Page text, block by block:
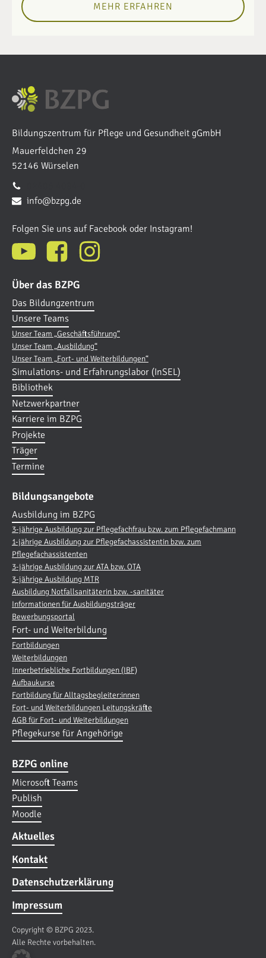
MEHR ERFAHREN
Bildungszentrum für Pflege und Gesundheit gGmbH
Mauerfeldchen 29
52146 Würselen
info@bzpg.de
Folgen Sie uns auf Facebook oder Instagram!
Über das BZPG
Das Bildungzentrum
Unsere Teams
Unser Team „Geschäftsführung“
Unser Team „Ausbildung“
Unser Team „Fort- und Weiterbildungen“
Simulations- und Erfahrungslabor (InSEL)
Bibliothek
Netzwerkpartner
Karriere im BZPG
Projekte
Träger
Termine
Bildungsangebote
Ausbildung im BZPG
3-jährige Ausbildung zur Pflegefachfrau bzw. zum Pflegefachmann
1-jährige Ausbildung zur Pflegefachassistentin bzw. zum
Pflegefachassistenten
3-jährige Ausbildung zur ATA bzw. OTA
3-jährige Ausbildung MTR
Ausbildung Notfallsanitäterin bzw. -sanitäter
Informationen für Ausbildungsträger
Bewerbungsportal
Fort- und Weiterbildung
Fortbildungen
Weiterbildungen
Innerbetriebliche Fortbildungen (IBF)
Aufbaukurse
Fortbildung für Alltagsbegleiter:innen
Fort- und Weiterbildungen Leitungskräfte
AGB für Fort- und Weiterbildungen
Pflegekurse für Angehörige
BZPG online
Microsoft Teams
Publish
Moodle
Aktuelles
Kontakt
Datenschutzerklärung
Impressum
Copyright © BZPG 2023.
Alle Rechte vorbehalten.